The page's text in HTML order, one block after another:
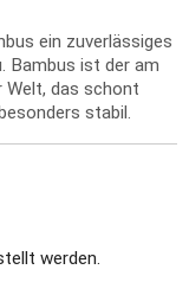
ein zuverlässiges
Bambus ist der am
das schont
stabil.
werden.